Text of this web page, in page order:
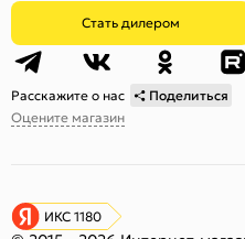
Стать дилером
Расскажите о нас
Поделиться
Оцените магазин
ИКС 1180